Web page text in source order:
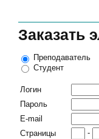
Заказать
Преподаватель
Студент
Логин
Пароль
E-mail
Страницы
-